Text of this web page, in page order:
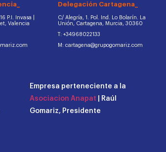
P.I. Invasa |
Valencia
Delegación Cartagena_
C/ Alegría, 1. Pol. Ind. Lo Bolarín. La
Unión, Cartagena, Murcia, 30360
T: +34968022133
M: cartagena@grupogomariz.com
Empresa perteneciente a la
Asociacion Anapat | Raúl
Gomariz, Presidente